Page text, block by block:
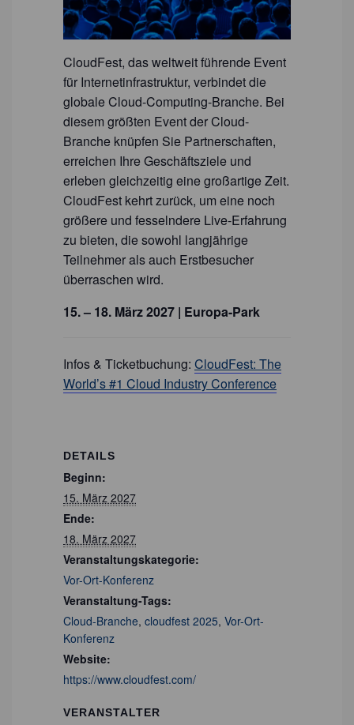
CloudFest, das weltweit führende Event
für Internetinfrastruktur, verbindet die
globale Cloud-Computing-Branche. Bei
diesem größten Event der Cloud-
Branche knüpfen Sie Partnerschaften,
erreichen Ihre Geschäftsziele und
erleben gleichzeitig eine großartige Zeit.
CloudFest kehrt zurück, um eine noch
größere und fesselndere Live-Erfahrung
zu bieten, die sowohl langjährige
Teilnehmer als auch Erstbesucher
überraschen wird.
15. – 18. März 2027 | Europa-Park
Infos & Ticketbuchung: CloudFest: The
World’s #1 Cloud Industry Conference
DETAILS
Beginn:
15. März 2027
Ende:
18. März 2027
Veranstaltungskategorie:
Vor-Ort-Konferenz
Veranstaltung-Tags:
Cloud-Branche, cloudfest 2025, Vor-Ort-
Konferenz
Website:
https://www.cloudfest.com/
VERANSTALTER